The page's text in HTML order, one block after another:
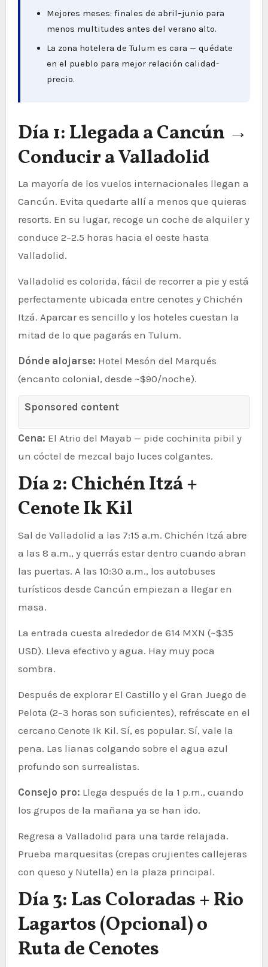
Mejores meses: finales de abril–junio para
menos multitudes antes del verano alto.
La zona hotelera de Tulum es cara — quédate
en el pueblo para mejor relación calidad-
precio.
Día 1: Llegada a Cancún →
Conducir a Valladolid
La mayoría de los vuelos internacionales llegan a
Cancún. Evita quedarte allí a menos que quieras
resorts. En su lugar, recoge un coche de alquiler y
conduce 2–2.5 horas hacia el oeste hasta
Valladolid.
Valladolid es colorida, fácil de recorrer a pie y está
perfectamente ubicada entre cenotes y Chichén
Itzá. Aparcar es sencillo y los hoteles cuestan la
mitad de lo que pagarás en Tulum.
Dónde alojarse: Hotel Mesón del Marqués
(encanto colonial, desde ~$90/noche).
Sponsored content
Cena: El Atrio del Mayab — pide cochinita pibil y
un cóctel de mezcal bajo luces colgantes.
Día 2: Chichén Itzá +
Cenote Ik Kil
Sal de Valladolid a las 7:15 a.m. Chichén Itzá abre
a las 8 a.m., y querrás estar dentro cuando abran
las puertas. A las 10:30 a.m., los autobuses
turísticos desde Cancún empiezan a llegar en
masa.
La entrada cuesta alrededor de 614 MXN (~$35
USD). Lleva efectivo y agua. Hay muy poca
sombra.
Después de explorar El Castillo y el Gran Juego de
Pelota (2–3 horas son suficientes), refréscate en el
cercano Cenote Ik Kil. Sí, es popular. Sí, vale la
pena. Las lianas colgando sobre el agua azul
profundo son surrealistas.
Consejo pro: Llega después de la 1 p.m., cuando
los grupos de la mañana ya se han ido.
Regresa a Valladolid para una tarde relajada.
Prueba marquesitas (crepas crujientes callejeras
con queso y Nutella) en la plaza principal.
Día 3: Las Coloradas + Rio
Lagartos (Opcional) o
Ruta de Cenotes